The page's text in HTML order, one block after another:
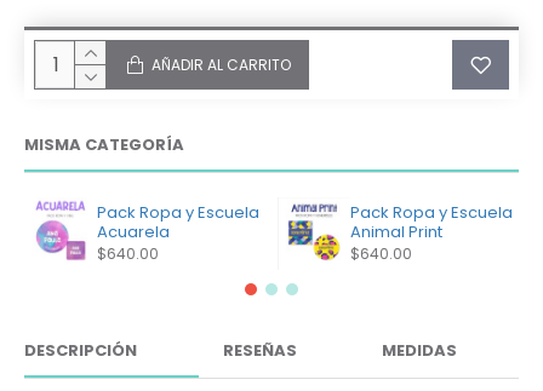
AÑADIR AL CARRITO
MISMA CATEGORÍA
Pack Ropa y Escuela
Acuarela
$640.00
Pack Ropa y Escuela
Animal Print
$640.00
DESCRIPCIÓN RESEÑAS MEDIDAS